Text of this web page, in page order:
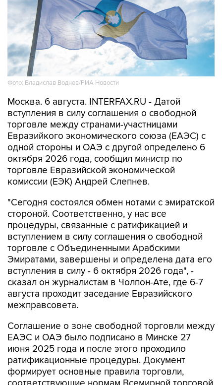
Фото: Владислав Воднев/РИА Новости
Москва. 6 августа. INTERFAX.RU - Датой
вступления в силу соглашения о свободной
торговле между странами-участницами
Евразийкого экономического союза (ЕАЭС) с
одной стороны и ОАЭ с другой определено 6
октября 2026 года, сообщил министр по
торговле Евразийской экономической
комиссии (ЕЭК) Андрей Слепнев.
"Сегодня состоялся обмен нотами с эмиратской
стороной. Соответственно, у нас все
процедуры, связанные с ратификацией и
вступлением в силу соглашения о свободной
торговле с Объединенными Арабскими
Эмиратами, завершены и определена дата его
вступления в силу - 6 октября 2026 года", -
сказал он журналистам в Чолпон-Ате, где 6-7
августа проходит заседание Евразийского
межправсовета.
Соглашение о зоне свободной торговли между
ЕАЭС и ОАЭ было подписано в Минске 27
июня 2025 года и после этого проходило
ратификационные процедуры. Документ
формирует основные правила торговли,